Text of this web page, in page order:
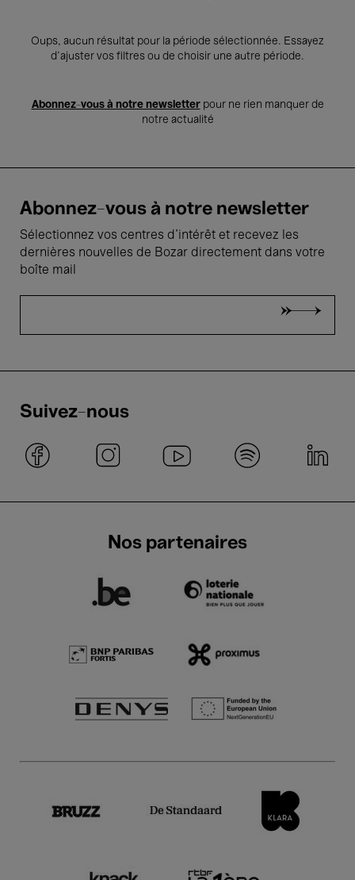
Oups, aucun résultat pour la période sélectionnée. Essayez
d’ajuster vos filtres ou de choisir une autre période.
Abonnez-vous à notre newsletterpour ne rien manquer de
notre actualité
Abonnez-vous à notre newsletter
Sélectionnez vos centres d'intérêt et recevez les
dernières nouvelles de Bozar directement dans votre
boîte mail
Suivez-nous
Nos partenaires